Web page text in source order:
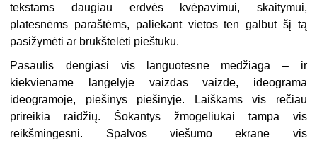
tekstams daugiau erdvės kvėpavimui, skaitymui,
platesnėms paraštėms, paliekant vietos ten galbūt šį tą
pasižymėti ar brūkštelėti pieštuku.
Pasaulis dengiasi vis languotesne medžiaga – ir
kiekviename langelyje vaizdas vaizde, ideograma
ideogramoje, piešinys piešinyje. Laiškams vis rečiau
prireikia raidžių. Šokantys žmogeliukai tampa vis
reikšmingesni. Spalvos viešumo ekrane vis